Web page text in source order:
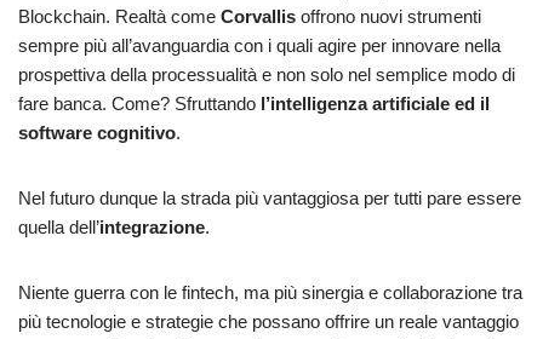
Blockchain. Realtà come Corvallis offrono nuovi strumenti
sempre più all’avanguardia con i quali agire per innovare nella
prospettiva della processualità e non solo nel semplice modo di
fare banca. Come? Sfruttando l’intelligenza artificiale ed il
software cognitivo.
Nel futuro dunque la strada più vantaggiosa per tutti pare essere
quella dell’integrazione.
Niente guerra con le fintech, ma più sinergia e collaborazione tra
più tecnologie e strategie che possano offrire un reale vantaggio